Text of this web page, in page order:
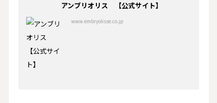
アンブリオリス 【公式サイト】
www.embryolisse.co.jp